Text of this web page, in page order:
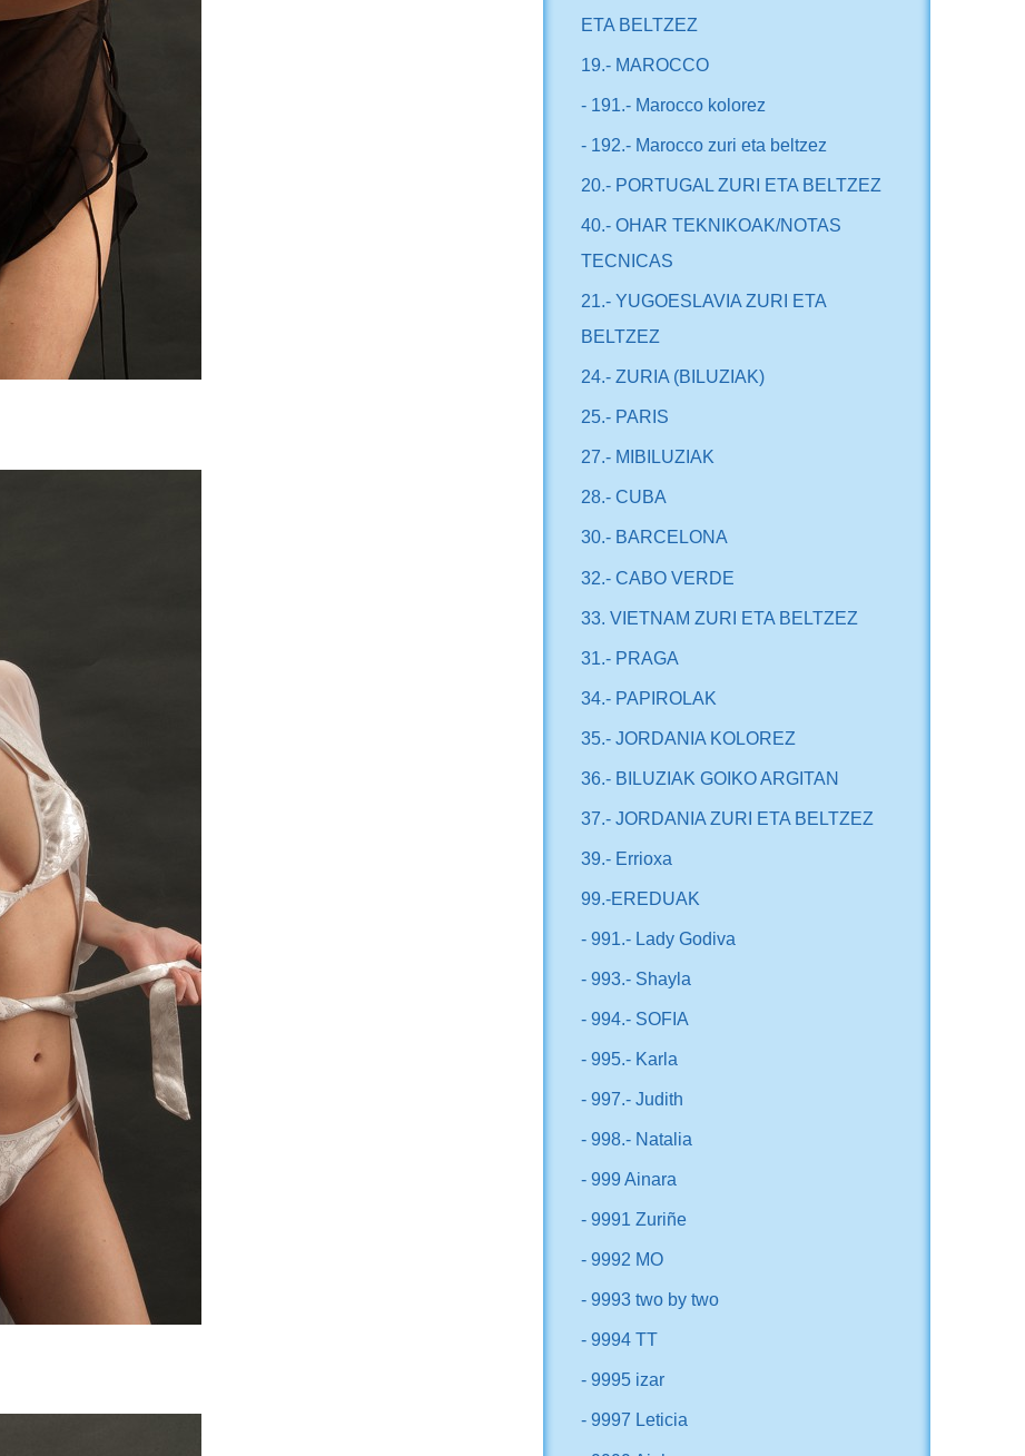
ETA BELTZEZ
19.- MAROCCO
- 191.- Marocco kolorez
- 192.- Marocco zuri eta beltzez
20.- PORTUGAL ZURI ETA BELTZEZ
40.- OHAR TEKNIKOAK/NOTAS
TECNICAS
21.- YUGOESLAVIA ZURI ETA
BELTZEZ
24.- ZURIA (BILUZIAK)
25.- PARIS
27.- MIBILUZIAK
28.- CUBA
30.- BARCELONA
32.- CABO VERDE
33. VIETNAM ZURI ETA BELTZEZ
31.- PRAGA
34.- PAPIROLAK
35.- JORDANIA KOLOREZ
36.- BILUZIAK GOIKO ARGITAN
37.- JORDANIA ZURI ETA BELTZEZ
39.- Errioxa
99.-EREDUAK
- 991.- Lady Godiva
- 993.- Shayla
- 994.- SOFIA
- 995.- Karla
- 997.- Judith
- 998.- Natalia
- 999 Ainara
- 9991 Zuriñe
- 9992 MO
- 9993 two by two
- 9994 TT
- 9995 izar
- 9997 Leticia